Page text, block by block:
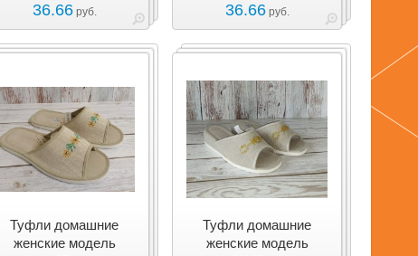
36.66руб. 36.66руб.
Туфли домашние
женские модель
Туфли домашние
женские модель